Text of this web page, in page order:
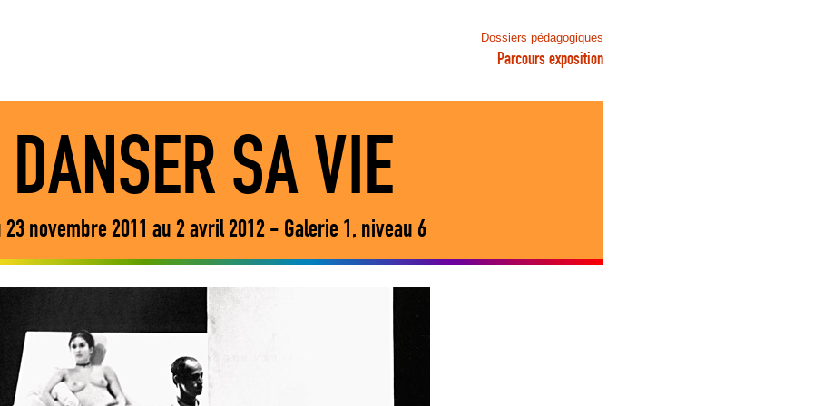
Dossiers pédagogiques
Parcours exposition
DANSER SA VIE
23 novembre 2011 au 2 avril 2012 - Galerie 1, niveau 6